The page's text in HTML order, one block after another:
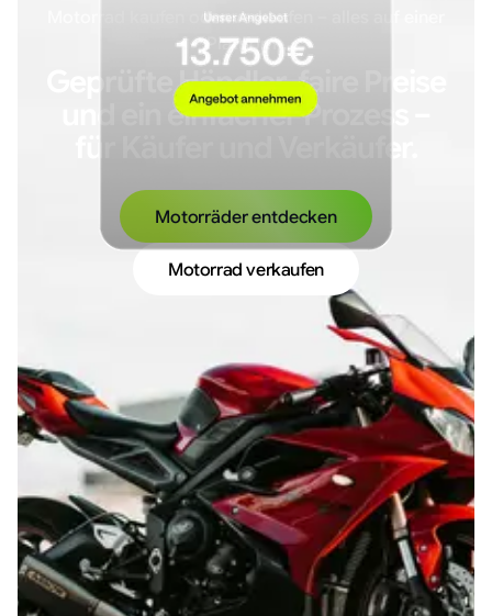
Motorrad kaufen oder verkaufen – alles auf einer
Plattform.
Geprüfte Händler, faire Preise
und ein einfacher Prozess –
Motorräder entdecken
Motorrad verkaufen